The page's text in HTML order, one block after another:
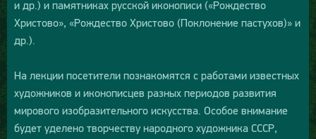
и др.) и памятниках русской иконописи («Рождество
Христово», «Рождество Христово (Поклонение пастухов)» и
др.).
На лекции посетители познакомятся с работами известных
художников и иконописцев разных периодов развития
мирового изобразительного искусства. Особое внимание
будет уделено творчеству народного художника СССР,